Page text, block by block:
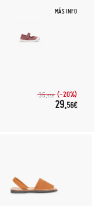
MÁS INFO
36,95€ (-20%)
29,56€